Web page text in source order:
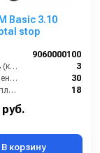
Basic 3.10
stop
9060000100
Мощность (кВт):
3
Мин. давление (бар):
30
Расход топлива (кг/ч):
18
руб.
В корзину